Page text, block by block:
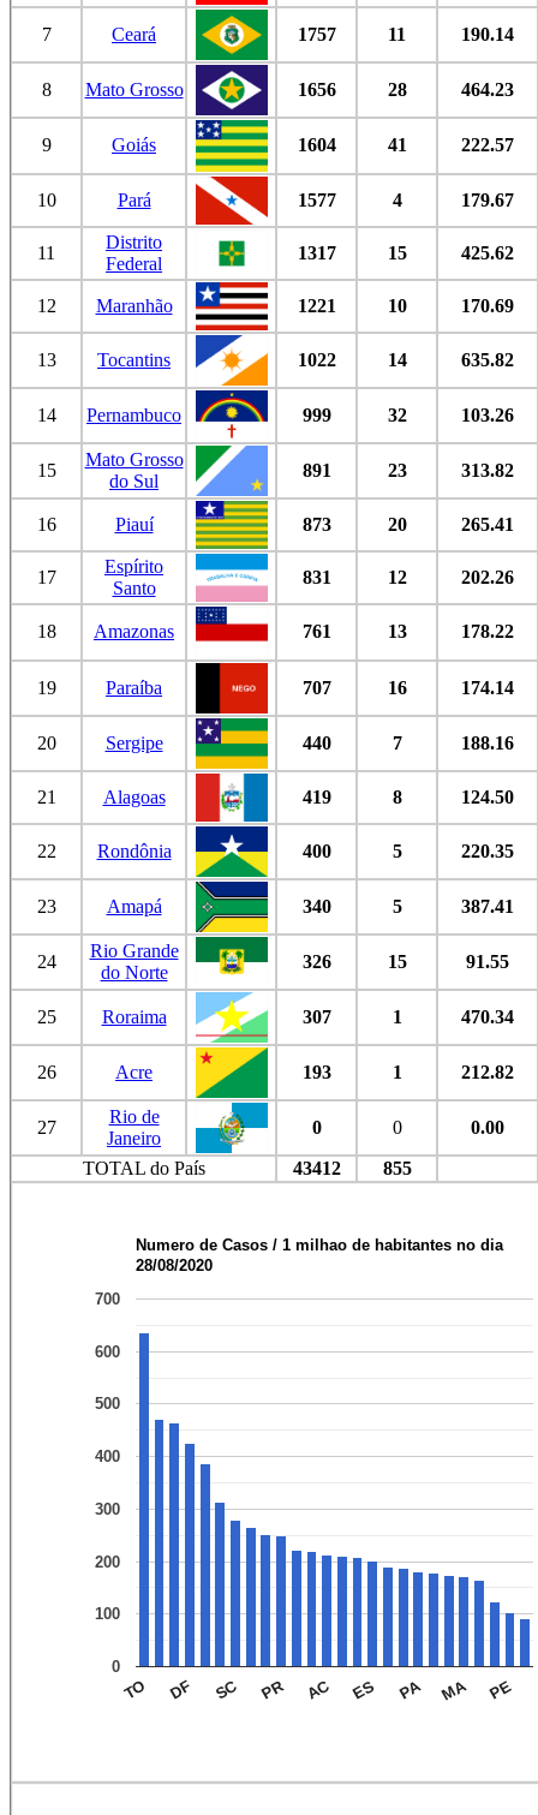
7 Ceará 1757 11 190.14
8 Mato Grosso 1656 28 464.23
9 Goiás 1604 41 222.57
10 Pará 1577 4 179.67
11
Distrito
Federal
1317 15 425.62
12 Maranhão 1221 10 170.69
13 Tocantins 1022 14 635.82
14 Pernambuco 999 32 103.26
15
Mato Grosso
do Sul
891 23 313.82
16 Piauí 873 20 265.41
17
Espírito
Santo
831 12 202.26
18 Amazonas 761 13 178.22
19 Paraíba 707 16 174.14
20 Sergipe 440 7 188.16
21 Alagoas 419 8 124.50
22 Rondônia 400 5 220.35
23 Amapá 340 5 387.41
24
Rio Grande
do Norte
326 15 91.55
25 Roraima 307 1 470.34
26 Acre 193 1 212.82
27
Rio de
Janeiro
0 0
0.00
TOTAL do País
43412 855
Numero de Casos / 1 milhao de habitantes no dia
28/08/2020
TO DF SC PR AC ES PA MA PE
0
100
200
300
400
500
600
700